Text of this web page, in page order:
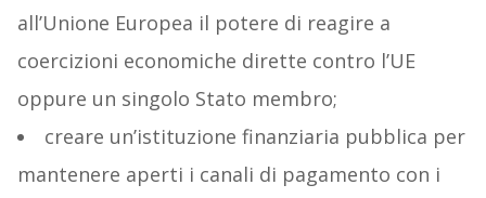
all’Unione Europea il potere di reagire a
coercizioni economiche dirette contro l’UE
oppure un singolo Stato membro;
creare un’istituzione finanziaria pubblica per
mantenere aperti i canali di pagamento con i